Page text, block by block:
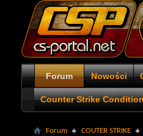
Forum Nowości
Counter Strike
Forum COUTER STRIKE